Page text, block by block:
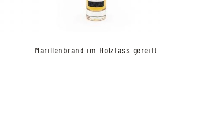
Marillenbrand im Holzfass gereift